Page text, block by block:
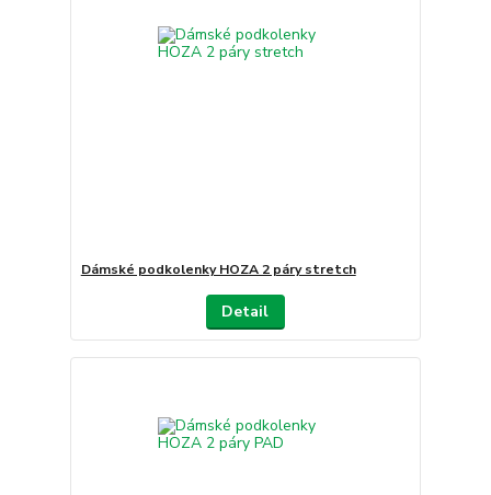
Dámské podkolenky HOZA 2 páry stretch
Detail